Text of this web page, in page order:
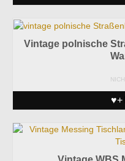
Vintage polnische
♥+